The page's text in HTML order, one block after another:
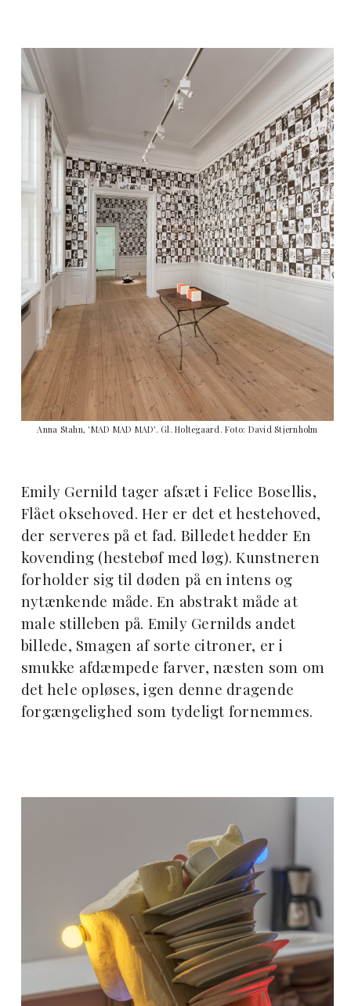
Anna Stahn, 'MAD MAD MAD'. Gl. Holtegaard. Foto: David Stjernholm
Emily Gernild tager afsæt i Felice Bosellis,
Flået oksehoved. Her er det et hestehoved,
der serveres på et fad. Billedet hedder En
kovending (hestebøf med løg). Kunstneren
forholder sig til døden på en intens og
nytænkende måde. En abstrakt måde at
male stilleben på. Emily Gernilds andet
billede, Smagen af sorte citroner, er i
smukke afdæmpede farver, næsten som om
det hele opløses, igen denne dragende
forgængelighed som tydeligt fornemmes.